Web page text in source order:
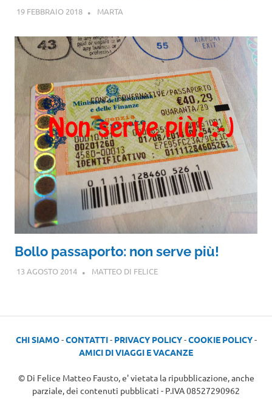
19 FEBBRAIO 2018 MARTA
Bollo passaporto: non serve più!
13 AGOSTO 2014 MATTEO DI FELICE
CHI SIAMO-CONTATTI- PRIVACY POLICY-COOKIE POLICY-
AMICI DI VIAGGI E VACANZE
© Di Felice Matteo Fausto, e' vietata la ripubblicazione, anche
parziale, dei contenuti pubblicati - P.IVA 08527290962